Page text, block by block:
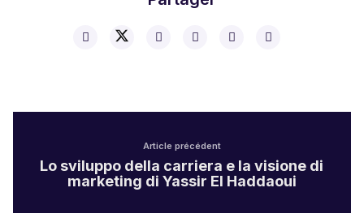
Article précédent
Lo sviluppo della carriera e la visione di
marketing di Yassir El Haddaoui